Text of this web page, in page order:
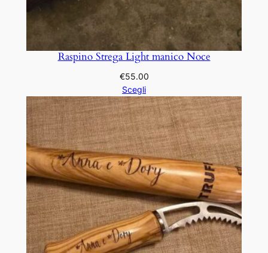
Raspino Strega Light manico Noce
€55.00
Scegli